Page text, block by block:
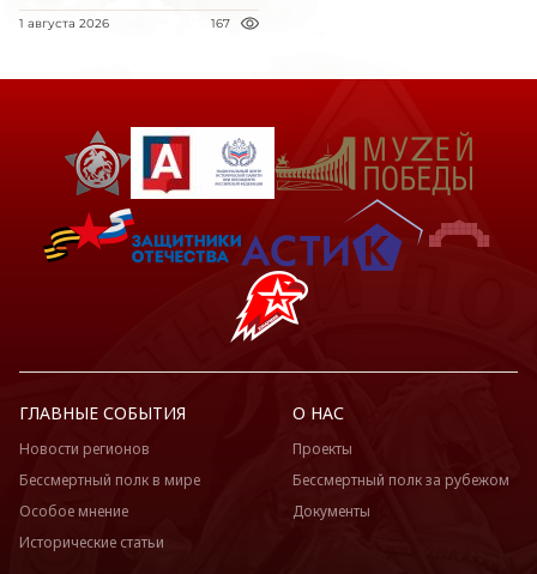
1 августа 2026 167
ГЛАВНЫЕ СОБЫТИЯ
Новости регионов
Бессмертный полк в мире
Особое мнение
Исторические статьи
О НАС
Проекты
Бессмертный полк за рубежом
Документы